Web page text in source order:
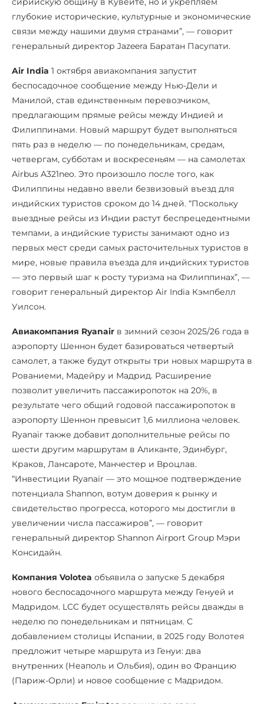
глубокие исторические, культурные и экономические
связи между нашими двумя странами”, — говорит
генеральный директор Jazeera Баратан Пасупати.
Air India 1 октября авиакомпания запустит
беспосадочное сообщение между Нью-Дели и
Манилой, став единственным перевозчиком,
предлагающим прямые рейсы между Индией и
Филиппинами. Новый маршрут будет выполняться
пять раз в неделю — по понедельникам, средам,
четвергам, субботам и воскресеньям — на самолетах
Airbus A321neo. Это произошло после того, как
Филиппины недавно ввели безвизовый въезд для
индийских туристов сроком до 14 дней. “Поскольку
выездные рейсы из Индии растут беспрецедентными
темпами, а индийские туристы занимают одно из
первых мест среди самых расточительных туристов в
мире, новые правила въезда для индийских туристов
— это первый шаг к росту туризма на Филиппинах”, —
говорит генеральный директор Air India Кэмпбелл
Уилсон.
Авиакомпания Ryanair в зимний сезон 2025/26 года в
аэропорту Шеннон будет базироваться четвертый
самолет, а также будут открыты три новых маршрута в
Рованиеми, Мадейру и Мадрид. Расширение
позволит увеличить пассажиропоток на 20%, в
результате чего общий годовой пассажиропоток в
аэропорту Шеннон превысит 1,6 миллиона человек.
Ryanair также добавит дополнительные рейсы по
шести другим маршрутам в Аликанте, Эдинбург,
Краков, Лансароте, Манчестер и Вроцлав.
“Инвестиции Ryanair — это мощное подтверждение
потенциала Shannon, вотум доверия к рынку и
свидетельство прогресса, которого мы достигли в
увеличении числа пассажиров”, — говорит
генеральный директор Shannon Airport Group Мэри
Консидайн.
Компания Volotea объявила о запуске 5 декабря
нового беспосадочного маршрута между Генуей и
Мадридом. LCC будет осуществлять рейсы дважды в
неделю по понедельникам и пятницам. С
добавлением столицы Испании, в 2025 году Волотея
предложит четыре маршрута из Генуи: два
внутренних (Неаполь и Ольбия), один во Францию
(Париж-Орли) и новое сообщение с Мадридом.